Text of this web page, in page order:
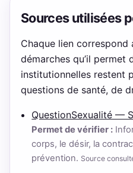
Sources utilisées
Chaque lien
démarches qu’il permet
institutionnelles restent
questions de santé, de
QuestionSexualité —
Permet de vérifier :
corps, le désir, la
prévention. Source